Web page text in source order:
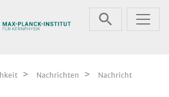
Nachrichten Nachricht